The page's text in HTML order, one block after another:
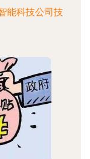
能科技公司技